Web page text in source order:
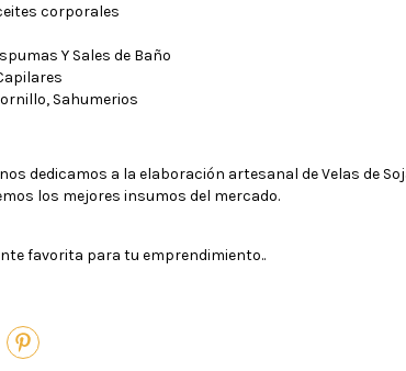
corporales
Y Sales de Baño
Sahumerios
dedicamos a la elaboración artesanal de Velas de
los mejores insumos del mercado.
favorita para tu emprendimiento..